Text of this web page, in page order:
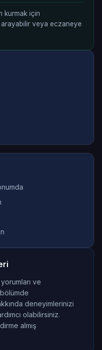
kurmak için
veya eczaneye
ve
deneyimlerinizi
olabilirsiniz.
almış